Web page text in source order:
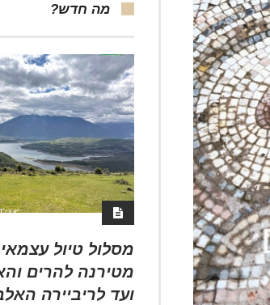
מה חדש?
מסלול טיול
מטירנה להרים
ועד לריביירה